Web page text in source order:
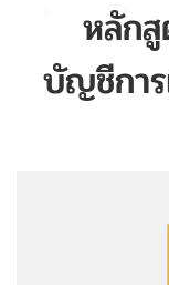
หลัก
บัญชีกา